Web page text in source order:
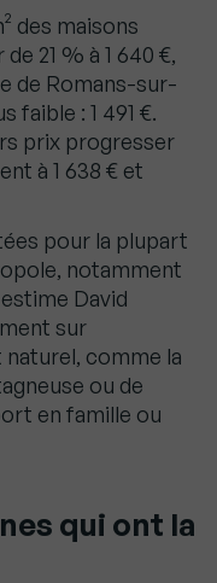
des maisons
21 % à 1 640 €,
de Romans-sur-
faible : 1 491 €.
prix progresser
à 1 638 € et
pour la plupart
notamment
David
sur
naturel, comme la
ou de
en famille ou
qui ont la